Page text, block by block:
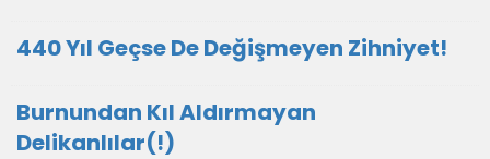
440 Yıl Geçse De Değişmeyen Zihniyet!
Burnundan Kıl Aldırmayan
Delikanlılar(!)